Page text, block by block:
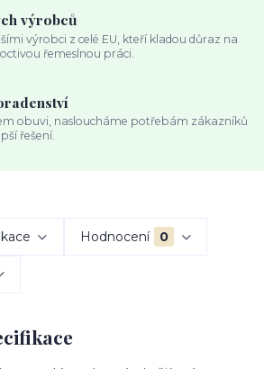
výrobců
výrobci z celé EU, kteří kladou důraz na
řemeslnou práci.
obuvi, nasloucháme potřebám zákazníků
řešení.
Hodnocení 0